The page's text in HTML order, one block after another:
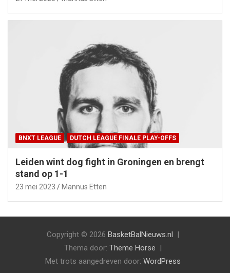
BNXT LEAGUE DUTCH LEAGUE FINALE PLAY-OFFS
Leiden wint dog fight in Groningen en brengt
stand op 1-1
23 mei 2023 Mannus Etten
Copyright © 2026 BasketBalNieuws.nl
Thema door: Theme Horse
Met trots aangedreven door: WordPress